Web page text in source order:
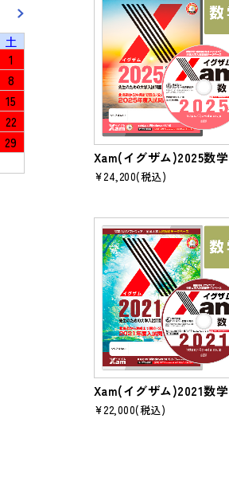
Xam(イグザム)2025数学
¥24,200(税込)
Xam(イグザム)2021数学
¥22,000(税込)
土
1
8
15
22
29